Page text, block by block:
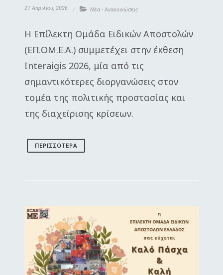
21 Απριλίου, 2026 Νέα - Ανακοινώσεις
Η Επίλεκτη Ομάδα Ειδικών Αποστολών
(ΕΠ.ΟΜ.Ε.Α.) συμμετέχει στην έκθεση
Interaigis 2026, μία από τις
σημαντικότερες διοργανώσεις στον
τομέα της πολιτικής προστασίας και
της διαχείρισης κρίσεων.
ΠΕΡΙΣΣΌΤΕΡΑ